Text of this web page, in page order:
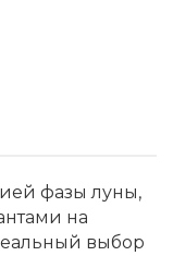
фазы луны,
на
выбор